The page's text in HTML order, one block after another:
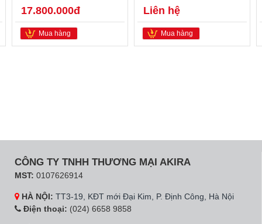
17.800.000đ
Mua hàng
Liên hệ
Mua hàng
CÔNG TY TNHH THƯƠNG MẠI AKIRA
MST: 0107626914
HÀ NỘI: TT3-19, KĐT mới Đại Kim, P. Định Công, Hà Nội
Điện thoại: (024) 6658 9858